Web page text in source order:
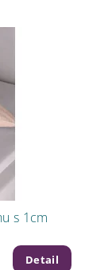
s 1cm
Detail